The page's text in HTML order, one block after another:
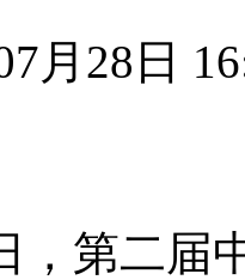
月28日
，第二届